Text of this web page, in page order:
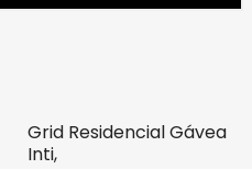
Grid Residencial Gávea
Inti,